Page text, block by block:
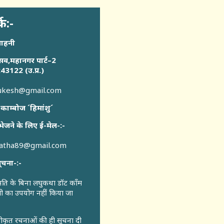
पार्ट–2
(उ.प्र.)
´हिमांशु´
के लिए ई-मेल-:-
:-
के बिना लघुकथा डॉट कॉंम
का उपयोग नहीं किया जा
रचनाओं की ही सूचना दी